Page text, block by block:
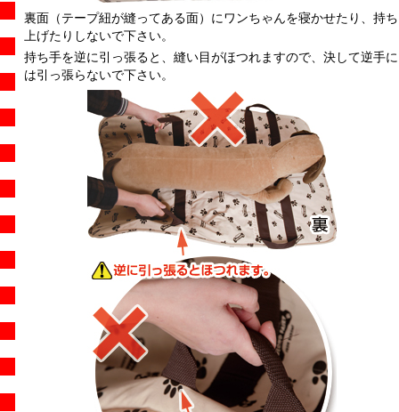
裏面（テープ紐が縫ってある面）にワンちゃんを寝かせたり、持ち
上げたりしないで下さい。
持ち手を逆に引っ張ると、縫い目がほつれますので、決して逆手に
は引っ張らないで下さい。